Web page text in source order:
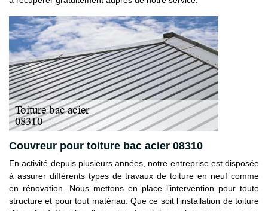
Couvreur pour toiture bac acier 08310
En activité depuis plusieurs années, notre entreprise est disposée
à assurer différents types de travaux de toiture en neuf comme
en rénovation. Nous mettons en place l’intervention pour toute
structure et pour tout matériau. Que ce soit l’installation de toiture